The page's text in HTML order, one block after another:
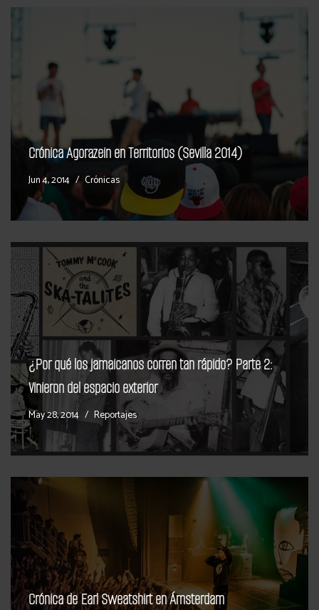
Crónica Agorazein en Territorios (Sevilla 2014)
Jun 4, 2014 Crónicas
¿Por qué los jamaicanos corren tan rápido? Parte 2:
Vinieron del espacio exterior
May 28, 2014 Reportajes
Crónica de Earl Sweatshirt en Ámsterdam